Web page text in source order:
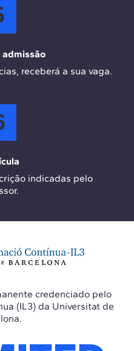
admissão
receberá a sua vaga.
indicadas pelo
credenciado pelo
(IL3) da Universitat de